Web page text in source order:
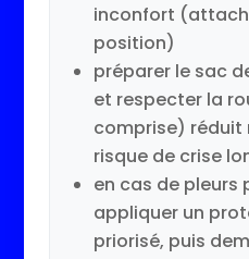
inconfort
position)
préparer le sac
et respecter la
comprise) réduit
risque de crise
en cas de pleurs
appliquer un
priorisé, puis